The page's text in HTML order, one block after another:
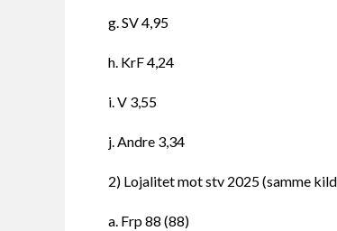
g. SV 4,95
h. KrF 4,24
i. V 3,55
j. Andre 3,34
2) Lojalitet mot stv 2025 (samme
a. Frp 88 (88)